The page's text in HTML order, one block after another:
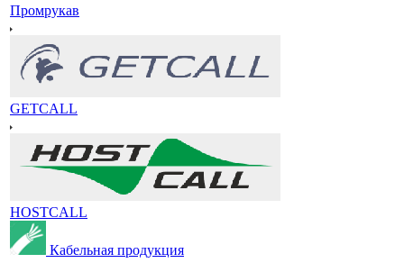
Промрукав
GETCALL
HOSTCALL
Кабельная продукция